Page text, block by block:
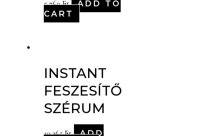
5,760Ft
ADD TO
CART
INSTANT
FESZESÍTŐ
SZÉRUM
10,265Ft
ADD